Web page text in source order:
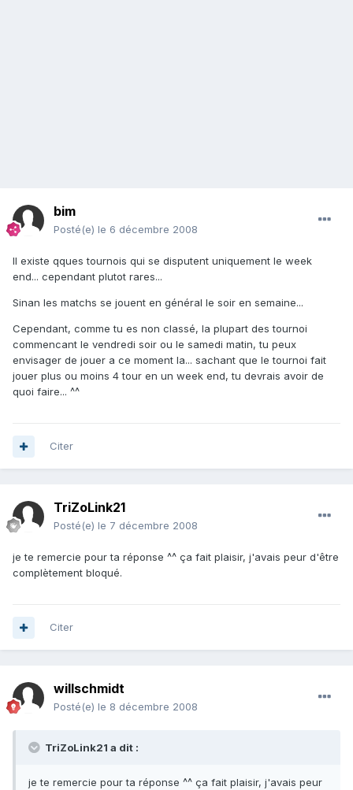
bim
Posté(e) le 6 décembre 2008
Il existe qques tournois qui se disputent uniquement le week
end... cependant plutot rares...
Sinan les matchs se jouent en général le soir en semaine...
Cependant, comme tu es non classé, la plupart des tournoi
commencant le vendredi soir ou le samedi matin, tu peux
envisager de jouer a ce moment la... sachant que le tournoi fait
jouer plus ou moins 4 tour en un week end, tu devrais avoir de
quoi faire... ^^
Citer
TriZoLink21
Posté(e) le 7 décembre 2008
je te remercie pour ta réponse ^^ ça fait plaisir, j'avais peur d'être
complètement bloqué.
Citer
willschmidt
Posté(e) le 8 décembre 2008
TriZoLink21 a dit :
je te remercie pour ta réponse ^^ ça fait plaisir, j'avais peur